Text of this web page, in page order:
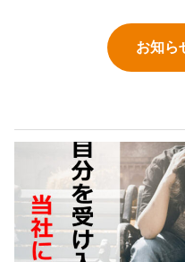
お知ら